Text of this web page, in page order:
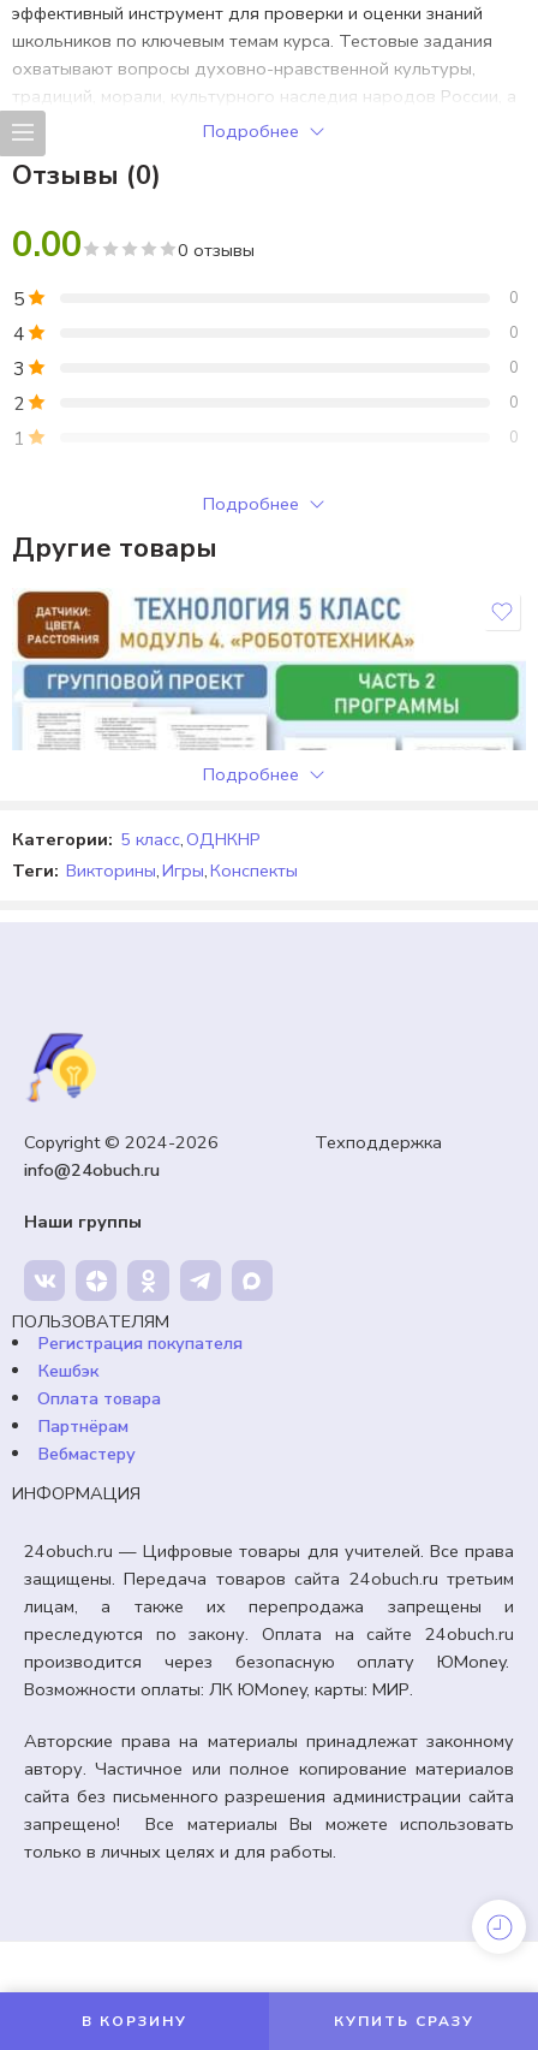
эффективный инструмент для проверки и оценки знаний
школьников по ключевым темам курса. Тестовые задания
охватывают вопросы духовно-нравственной культуры,
традиций, морали, культурного наследия народов России, а
также формирование толерантности и уважения к
различным культурам. Итоговый тест составлен в
соответствии с учебной программой ФГОС, подходит для
контроля знаний в конце учебного года.
Подробнее
Отзывы (0)
0.00 0 отзывы
5 0
4 0
3 0
2 0
1 0
Только зарегистрированные клиенты, купившие этот товар,
могут публиковать отзывы.
Отзывы
Отзывов пока нет.
Подробнее
Другие товары
5 КЛАСС
«Программирование модели робота. Оценка
Продавец:24obuch.ru
В корзину
в борьбе с терроризмом». Редактируемые.
Подробнее
Категории: 5 класс,ОДНКНР
Теги: Викторины,Игры,Конспекты
Copyright © 2024-2026 Техподдержка
info@24obuch.ru
Наши группы
ПОЛЬЗОВАТЕЛЯМ
Регистрация покупателя
Кешбэк
Оплата товара
Партнёрам
Вебмастеру
ИНФОРМАЦИЯ
24obuch.ru — Цифровые товары для учителей. Все права
защищены. Передача товаров сайта 24obuch.ru третьим
лицам, а также их перепродажа запрещены и
преследуются по закону. Оплата на сайте 24obuch.ru
производится через безопасную оплату ЮMoney.
Возможности оплаты: ЛК ЮMoney, карты: МИР.
Авторские права на материалы принадлежат законному
автору. Частичное или полное копирование материалов
сайта без письменного разрешения администрации сайта
запрещено! Все материалы Вы можете использовать
только в личных целях и для работы.
В КОРЗИНУ КУПИТЬ СРАЗУ